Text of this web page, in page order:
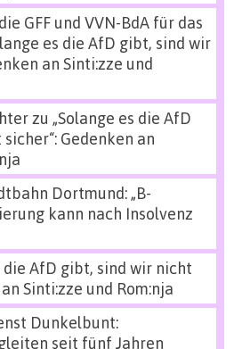
GFF und VVN-BdA für das
es die AfD gibt, sind wir
an Sinti:zze und
zu „Solange es die AfD
Gedenken an
Dortmund: „B-
kann nach Insolvenz
die AfD gibt, sind wir nicht
Sinti:zze und Rom:nja
Dunkelbunt:
seit fünf Jahren